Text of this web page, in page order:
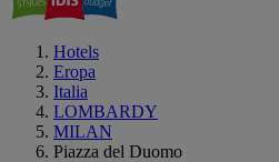
Hotels
Eropa
Italia
LOMBARDY
MILAN
Piazza del Duomo